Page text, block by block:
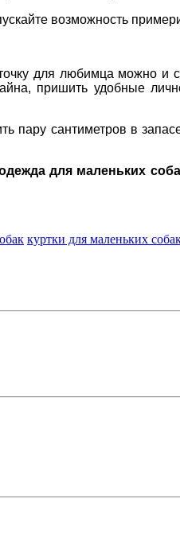
возможность
для любимца можно и
пришить удобные
пару сантиметров в
для маленьких
куртки для маленьких